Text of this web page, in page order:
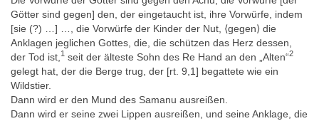
Götter sind gegen] den, der eingetaucht ist, ihre Vorwürfe, indem
[sie (?) …] …, die Vorwürfe der Kinder der Nut, ⟨gegen⟩ die
Anklagen jeglichen Gottes, die, die schützen das Herz dessen,
der Tod ist, 1 seit der älteste Sohn des Re Hand an den „Alten“2
gelegt hat, der die Berge trug, der [rt. 9,1] begattete wie ein
Wildstier.
Dann wird er den Mund des Samanu ausreißen.
Dann wird er seine zwei Lippen ausreißen, und seine Anklage, die